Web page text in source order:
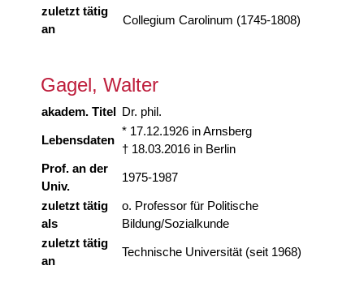
zuletzt tätig
an
Collegium Carolinum (1745-1808)
Gagel, Walter
akadem. Titel Dr. phil.
Lebensdaten
* 17.12.1926 in Arnsberg
† 18.03.2016 in Berlin
Prof. an der
Univ.
1975-1987
zuletzt tätig
als
o. Professor für Politische
Bildung/Sozialkunde
zuletzt tätig
an
Technische Universität (seit 1968)